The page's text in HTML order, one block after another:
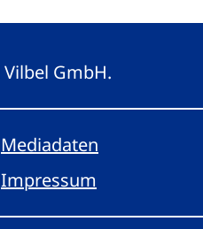
GmbH.
Mediadaten
Impressum